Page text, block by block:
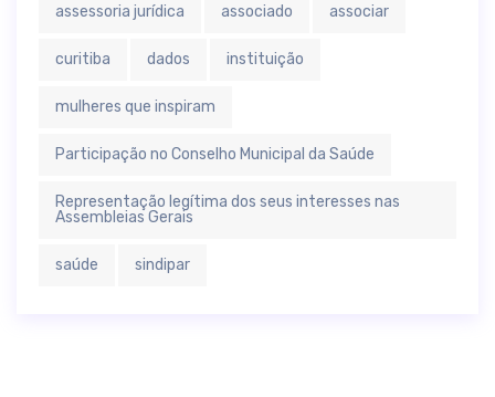
assessoria jurídica associado associar
curitiba dados instituição
mulheres que inspiram
Participação no Conselho Municipal da Saúde
Representação legítima dos seus interesses nas
Assembleias Gerais
saúde sindipar